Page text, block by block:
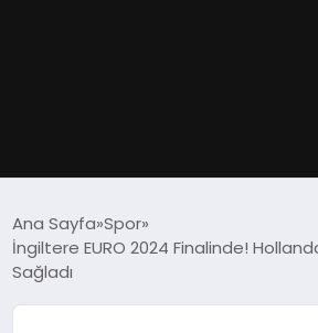
DÜNYA
Ana Sayfa Spor
İngiltere EURO 2024 Finalinde!
Sağladı